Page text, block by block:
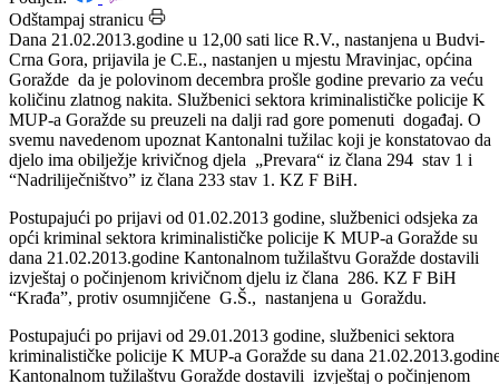
Datum: 22.02.2013.
Podijeli:
Odštampaj stranicu
Dana 21.02.2013.godine u 12,00 sati lice R.V., nastanjena u Budvi-
Crna Gora, prijavila je C.E., nastanjen u mjestu Mravinjac, općina
Goražde da je polovinom decembra prošle godine prevario za veću
količinu zlatnog nakita. Službenici sektora kriminalističke policije K
MUP-a Goražde su preuzeli na dalji rad gore pomenuti događaj. O
djelo ima obilježje krivičnog djela „Prevara“ iz člana 294 stav 1 i
“Nadriliječništvo” iz člana 233 stav 1. KZ F BiH.
Postupajući po prijavi od 01.02.2013 godine, službenici odsjeka za
opći kriminal sektora kriminalističke policije K MUP-a Goražde su
izvještaj o počinjenom krivičnom djelu iz člana 286. KZ F BiH
“Krađa”, protiv osumnjičene G.Š., nastanjena u Goraždu.